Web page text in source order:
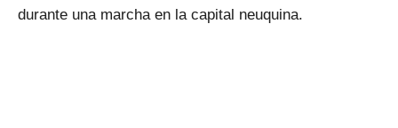
durante una marcha en la capital neuquina.